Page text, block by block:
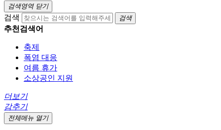
검색영역 닫기
검색 검색
추천검색어
축제
폭염 대응
여름 휴가
소상공인 지원
더보기
감추기
전체메뉴 열기